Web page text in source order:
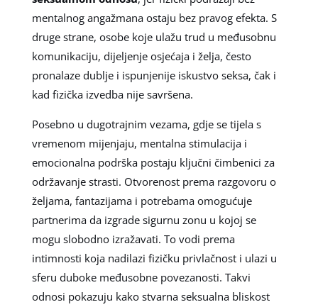
mentalnog angažmana ostaju bez pravog efekta. S
druge strane, osobe koje ulažu trud u međusobnu
komunikaciju, dijeljenje osjećaja i želja, često
pronalaze dublje i ispunjenije iskustvo seksa, čak i
kad fizička izvedba nije savršena.
Posebno u dugotrajnim vezama, gdje se tijela s
vremenom mijenjaju, mentalna stimulacija i
emocionalna podrška postaju ključni čimbenici za
održavanje strasti. Otvorenost prema razgovoru o
željama, fantazijama i potrebama omogućuje
partnerima da izgrade sigurnu zonu u kojoj se
mogu slobodno izražavati. To vodi prema
intimnosti koja nadilazi fizičku privlačnost i ulazi u
sferu duboke međusobne povezanosti. Takvi
odnosi pokazuju kako stvarna seksualna bliskost